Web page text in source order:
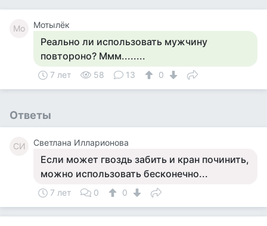
Мо Мотылёк
Реально ли использовать мужчину
повтороно? Ммм........
7 лет 58 13 0
Ответы
СИ Светлана Илларионова
Если может гвоздь забить и кран починить,
можно использовать бесконечно...
7 лет 0 0